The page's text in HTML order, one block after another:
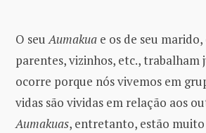
O seuAumakua e os de seu
parentes, vizinhos, etc., trabalham
ocorre porque nós vivemos em
vidas são vividas em relação aos
Aumakuas, entretanto, estão muito